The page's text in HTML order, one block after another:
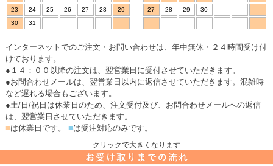
23
24 25 26 27 28
29
30
31
27
28 29 30
インターネットでのご注文・お問い合わせは、年中無休・２４時間受け付
けております。
●１４：００以降の注文は、翌営業日に受付させていただきます。
●お問合わせメールは、翌営業日以内に返信させていただきます。混雑時
など遅れる場合もございます。
●土/日/祝日は休業日のため、注文受付及び、お問合わせメールへの返信
は、翌営業日させていただきます。
■は休業日です。 ■は受注対応のみです。
クリックで大きくなります